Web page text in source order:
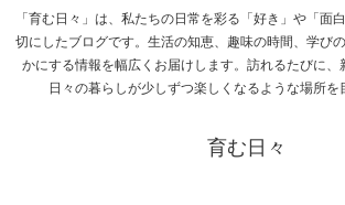
「育む日々」は、私たちの日常を彩る「好き」や「面
切にしたブログです。生活の知恵、趣味の時間、学び
かにする情報を幅広くお届けします。訪れるたびに、
日々の暮らしが少しずつ楽しくなるような場所を
育む日々